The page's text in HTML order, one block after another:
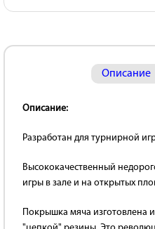
Описание
Описание:
Разработан для турнирной
Высококачественный
игры в зале и на открытых
Покрышка мяча изготовлена